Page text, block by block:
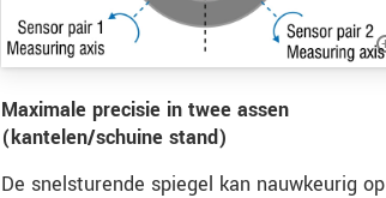
Maximale precisie in twee assen
(kantelen/schuine stand)
De snelsturende spiegel kan nauwkeurig op